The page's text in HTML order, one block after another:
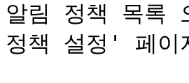
알림 정책 목록
정책 설정' 페이